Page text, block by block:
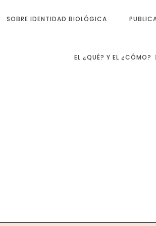
SOBRE IDENTIDAD BIOLÓGICA
EL ¿QUÉ? Y EL ¿CÓMO?